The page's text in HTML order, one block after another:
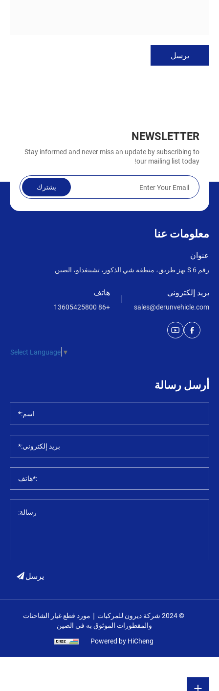
يرسل
NEWSLETTER
Stay informed and never miss an update by subscribing to
our mailing list today!
يشترك
معلومات عنا
عنوان
رقم 6 S يهز طريق، منطقة شي الذكور، تشينغداو، الصين
هاتف
+86 13605425800
بريد إلكتروني
sales@derunvehicle.com
Select Language ▼
أرسل رسالة
اسم:*
بريد إلكتروني:*
:*هاتف
رسالة:
يرسل
© 2024 شركة ديرون للمركبات｜مورد قطع غيار الشاحنات
والمقطورات الموثوق به في الصين
Powered by HiCheng